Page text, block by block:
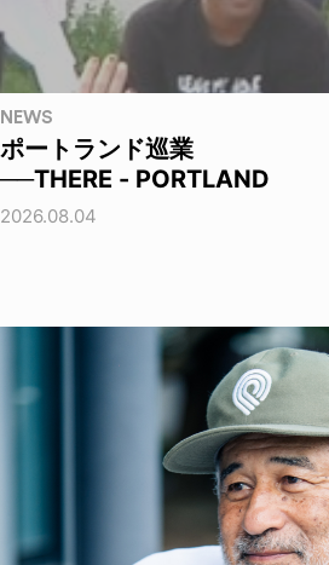
NEWS
ポートランド巡業
──THERE - PORTLAND
2026.08.04